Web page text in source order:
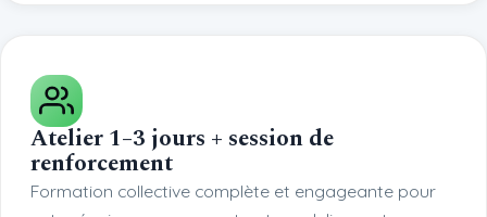
Atelier 1–3 jours + session de
renforcement
Formation collective complète et engageante pour